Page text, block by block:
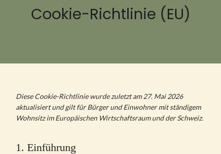
Cookie-Richtlinie (EU)
Diese Cookie-Richtlinie wurde zuletzt am 27. Mai 2026
aktualisiert und gilt für Bürger und Einwohner mit ständigem
Wohnsitz im Europäischen Wirtschaftsraum und der Schweiz.
1. Einführung